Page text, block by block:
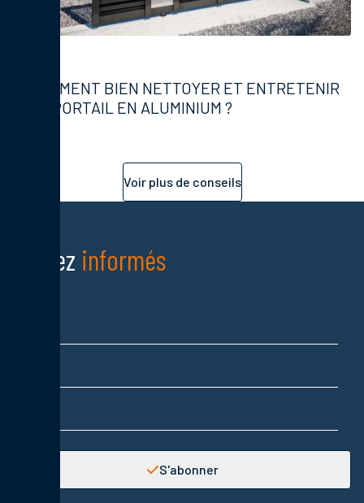
COMMENT BIEN NETTOYER ET ENTRETENIR
UN PORTAIL EN ALUMINIUM ?
Voir plus de conseils
Restez informés
S'abonner